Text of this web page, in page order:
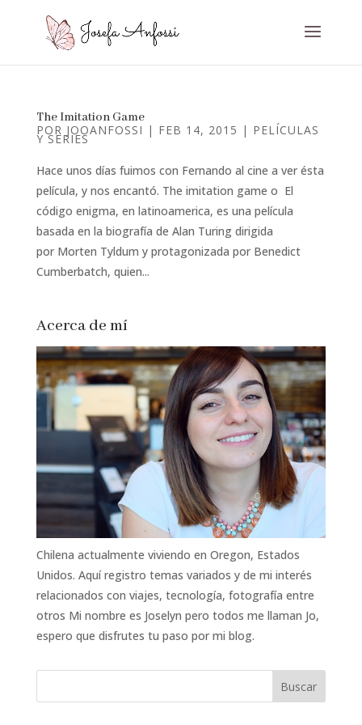
The Imitation Game
POR JOOANFOSSI | FEB 14, 2015 | PELÍCULAS
Y SERIES
Hace unos días fuimos con Fernando al cine a ver ésta
película, y nos encantó. The imitation game o El
código enigma, en latinoamerica, es una película
basada en la biografía de Alan Turing dirigida
por Morten Tyldum y protagonizada por Benedict
Cumberbatch, quien...
Acerca de mí
Chilena actualmente viviendo en Oregon, Estados
Unidos. Aquí registro temas variados y de mi interés
relacionados con viajes, tecnología, fotografía entre
otros Mi nombre es Joselyn pero todos me llaman Jo,
espero que disfrutes tu paso por mi blog.